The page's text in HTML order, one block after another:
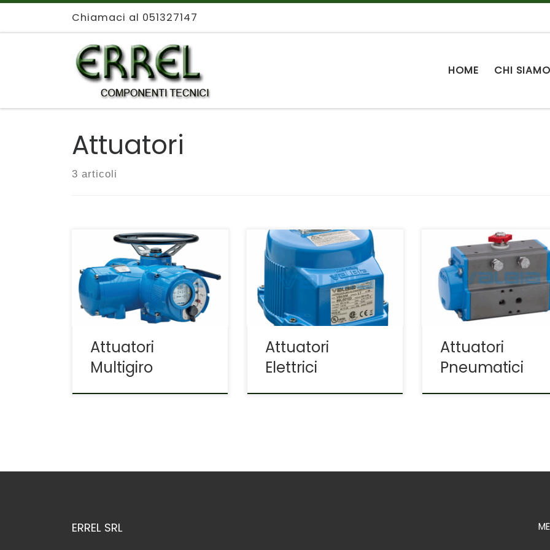
Passa al contenutoChiamaci al 051327147
HOME CHI SIAMO
Attuatori
3 articoli
ATTUATORI MULTIGIRO –
Trifase multigiro – Trifase ¼
di gir
Attuatori
Multigiro
Attuatori elettrici
monofase, ¼ di
giro,disponibili nelle diverse
alimentazioni e frequenza
certificati CE, UL,CSA
Attuatori
Elettrici
Attuatori Pneumatici
versioni a semplice o
doppio effetto con
rotazione standard 0-
0-180°
Attuatori
Pneumatici
ERREL SRL